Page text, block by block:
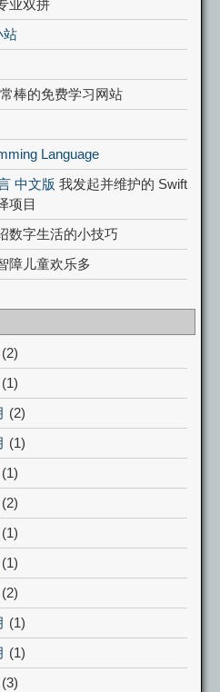
业双拼
站
棒的免费学习网站
Language
中文版 我发起并维护的 Swift
项目
数字生活的小技巧
障儿童欢乐多
(2)
(1)
(2)
(1)
(1)
(2)
(1)
(1)
(2)
(1)
(1)
(3)